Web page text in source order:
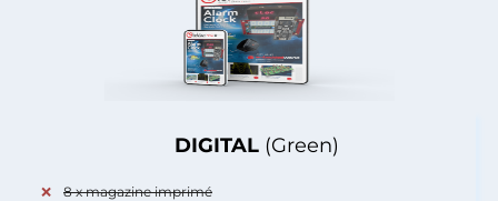
DIGITAL (Green)
8 x magazine imprimé